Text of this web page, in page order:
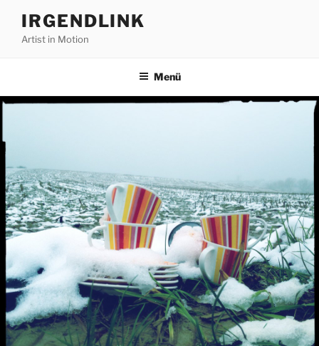
Inhalt
springen
IRGENDLINK
Artist in Motion
Menü